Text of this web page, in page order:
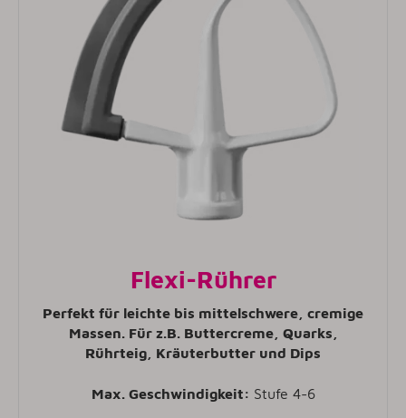
Flexi-Rührer
Perfekt für leichte bis mittelschwere, cremige
Massen. Für z.B. Buttercreme, Quarks,
Rührteig, Kräuterbutter und Dips
Max. Geschwindigkeit: Stufe 4-6